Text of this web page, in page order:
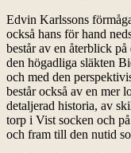
Edvin Karlssons
också hans för hand
består av en återblick
den högadliga släkten
och med den
består också av en mer
detaljerad historia, av
torp i Vist socken och
och fram till den nutid